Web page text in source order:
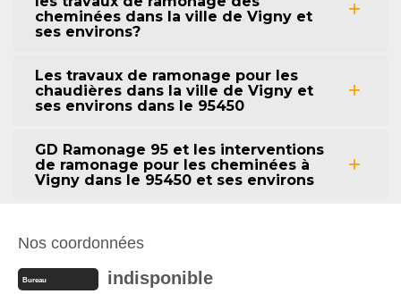
cheminées dans la ville de Vigny et
ses environs?
Les travaux de ramonage pour les
chaudières dans la ville de Vigny et
ses environs dans le 95450
GD Ramonage 95 et les interventions
de ramonage pour les cheminées à
Vigny dans le 95450 et ses environs
Nos coordonnées
Bureau indisponible